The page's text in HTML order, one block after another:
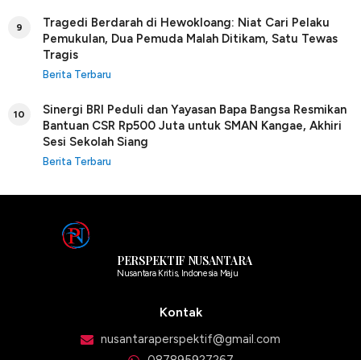
9
Tragedi Berdarah di Hewokloang: Niat Cari Pelaku
Pemukulan, Dua Pemuda Malah Ditikam, Satu Tewas
Tragis
Berita Terbaru
10
Sinergi BRI Peduli dan Yayasan Bapa Bangsa Resmikan
Bantuan CSR Rp500 Juta untuk SMAN Kangae, Akhiri
Sesi Sekolah Siang
Berita Terbaru
PERSPEKTIF NUSANTARA
Nusantara Kritis, Indonesia Maju
Kontak
nusantaraperspektif@gmail.com